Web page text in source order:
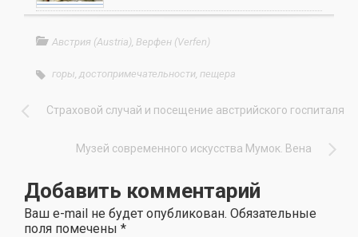
Австрия (Austria) Верфен (Verfen)
горы достопримечательности пещера
Страховой случай и посещение австрийского госпиталя
Музей современного искусства Мумок. Вена
Добавить комментарий
Ваш e-mail не будет опубликован. Обязательные
поля помечены *